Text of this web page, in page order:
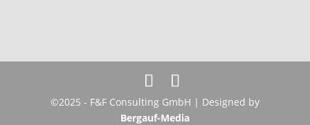
©2025 - F&F Consulting GmbH | Designed by
Bergauf-Media